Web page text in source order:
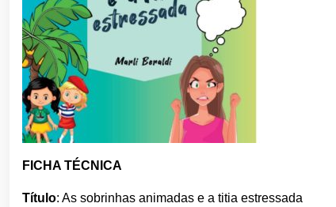
FICHA TÉCNICA
Título: As sobrinhas animadas e a titia estressada